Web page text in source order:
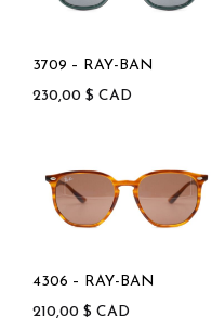
3709 – RAY-BAN
230,00 $ CAD
4306 – RAY-BAN
210,00 $ CAD